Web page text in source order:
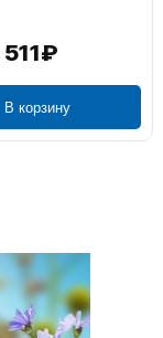
511₽
В корзину